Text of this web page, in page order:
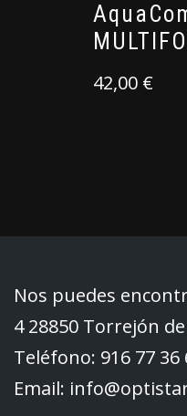
42,00 €
Nos puedes
4 28850 Torrejón
Teléfono: 916 77 36
Email: